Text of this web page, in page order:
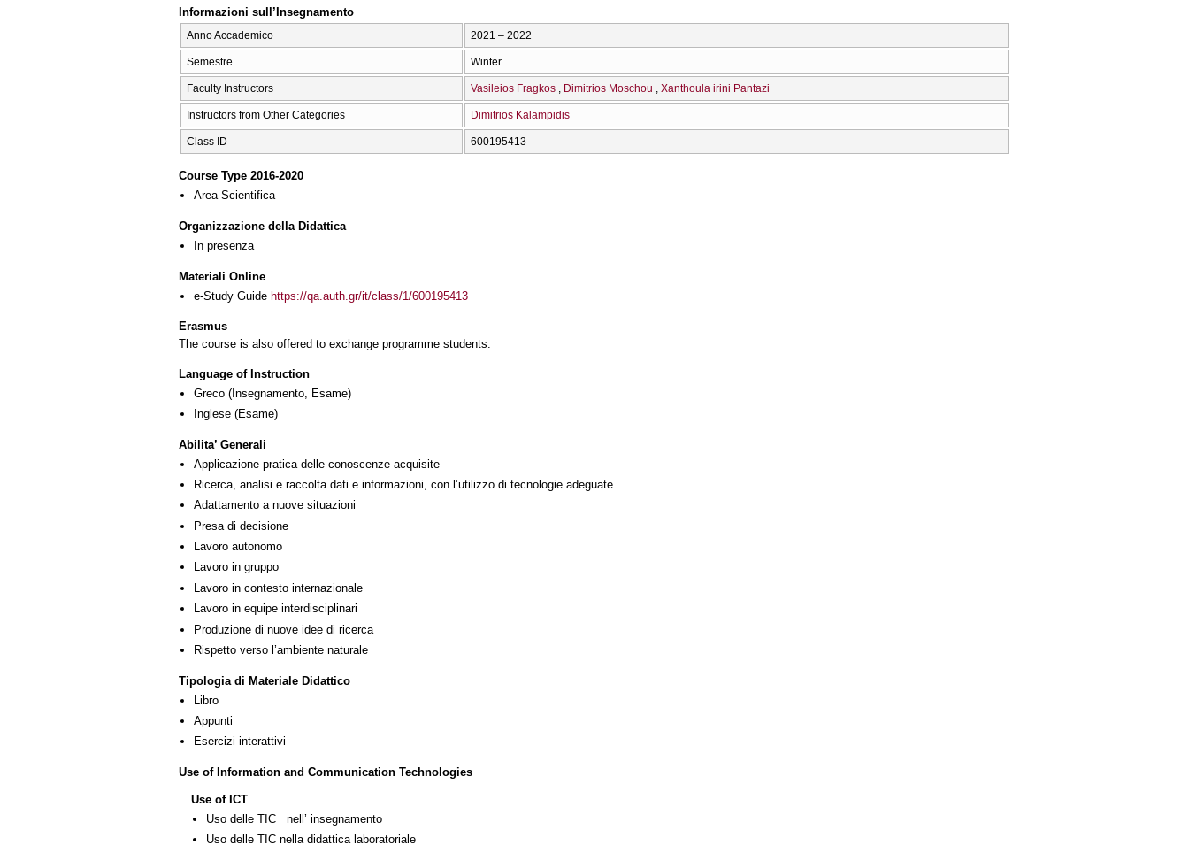
Informazioni sull’Insegnamento
Anno Accademico 2021 – 2022
Semestre Winter
Faculty Instructors Vasileios Fragkos Dimitrios Moschou Xanthoula irini Pantazi
Instructors from Other Categories Dimitrios Kalampidis
Class ID 600195413
Course Type 2016-2020
Area Scientifica
Organizzazione della Didattica
In presenza
Materiali Online
e-Study Guide https://qa.auth.gr/it/class/1/600195413
Erasmus
The course is also offered to exchange programme students.
Language of Instruction
Greco (Insegnamento, Esame)
Inglese (Esame)
Abilita’ Generali
Applicazione pratica delle conoscenze acquisite
Ricerca, analisi e raccolta dati e informazioni, con l’utilizzo di tecnologie adeguate
Adattamento a nuove situazioni
Presa di decisione
Lavoro autonomo
Lavoro in gruppo
Lavoro in contesto internazionale
Lavoro in equipe interdisciplinari
Produzione di nuove idee di ricerca
Rispetto verso l’ambiente naturale
Tipologia di Materiale Didattico
Libro
Appunti
Esercizi interattivi
Use of Information and Communication Technologies
Use of ICT
Uso delle TIC nell’ insegnamento
Uso delle TIC nella didattica laboratoriale